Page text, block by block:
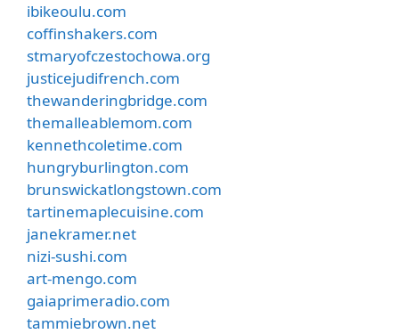
ibikeoulu.com
coffinshakers.com
stmaryofczestochowa.org
justicejudifrench.com
thewanderingbridge.com
themalleablemom.com
kennethcoletime.com
hungryburlington.com
brunswickatlongstown.com
tartinemaplecuisine.com
janekramer.net
nizi-sushi.com
art-mengo.com
gaiaprimeradio.com
tammiebrown.net